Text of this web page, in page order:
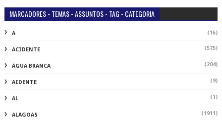
MARCADORES - TEMAS - ASSUNTOS - TAG - CATEGORIA
A (16)
ACIDENTE (575)
ÁGUA BRANCA (204)
AIDENTE (9)
AL (1)
ALAGOAS (1911)